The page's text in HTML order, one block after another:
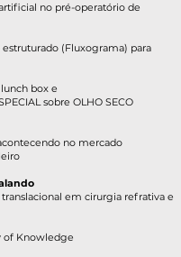
no pré-operatório de
(Fluxograma) para
lunch box e
sobre OLHO SECO
no mercado
em cirurgia refrativa e
of Knowledge